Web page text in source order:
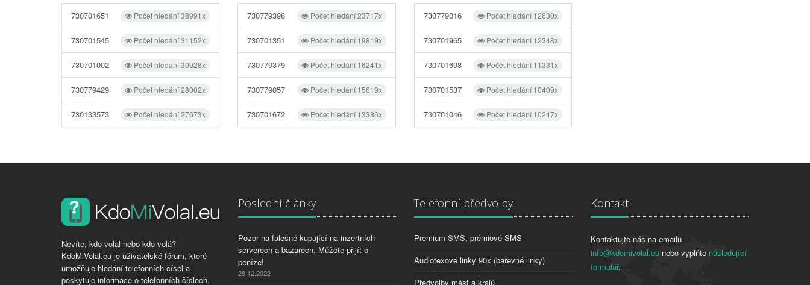
Počet hledání 38991x
730701651
Počet hledání 31152x
730701545
Počet hledání 30928x
730701002
Počet hledání 28002x
730779429
Počet hledání 27673x
730133573
Počet hledání 23717x
730779398
Počet hledání 19819x
730701351
Počet hledání 16241x
730779379
Počet hledání 15619x
730779057
Počet hledání 13386x
730701672
Počet hledání 12630x
730779016
Počet hledání 12348x
730701965
Počet hledání 11331x
730701698
Počet hledání 10409x
730701537
Počet hledání 10247x
730701046
Nevíte, kdo volal nebo kdo volá?
KdoMiVolal.eu je uživatelské fórum, které
umožňuje hledání telefonních čísel a
poskytuje informace o telefonních číslech.
Poslední články
Pozor na falešné kupující na inzertních
serverech a bazarech. Můžete přijít o
peníze!
28.12.2022
Telefonní předvolby
Premium SMS, prémiové SMS
Audiotexové linky 90x (barevné linky)
Předvolby měst a krajů
Kontakt
Kontaktujte nás na emailu
info@kdomivolal.eunebo vyplňte následující
formulář.